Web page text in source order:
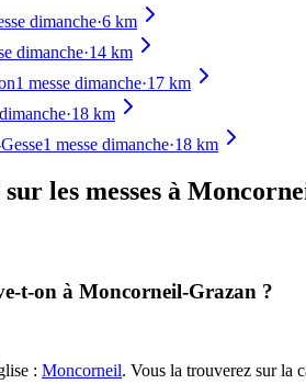
dimanche·6 km
dimanche·14 km
1 messe dimanche·17 km
·18 km
1 messe dimanche·18 km
les messes à
t-on à Moncorneil-Grazan ?
: Moncorneil. Vous la trouverez sur la